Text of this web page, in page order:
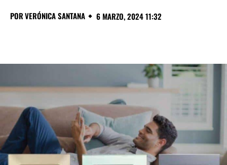
PORVERÓNICA SANTANA 6 MARZO, 2024 11:32